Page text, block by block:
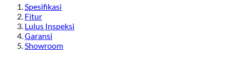
Spesifikasi
Fitur
Lulus Inspeksi
Garansi
Showroom